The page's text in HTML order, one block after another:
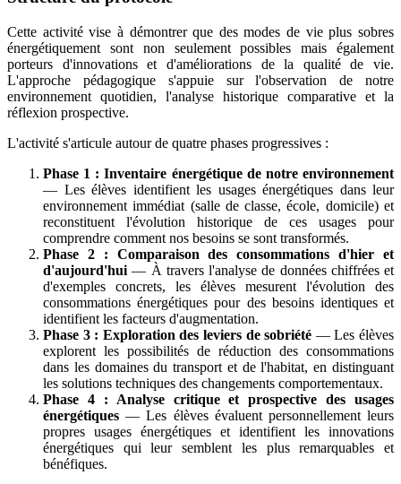
Cette activité vise à démontrer que des modes de vie plus sobres
énergétiquement sont non seulement possibles mais également
porteurs d'innovations et d'améliorations de la qualité de vie.
L'approche pédagogique s'appuie sur l'observation de notre
environnement quotidien, l'analyse historique comparative et la
réflexion prospective.
L'activité s'articule autour de quatre phases progressives :
Phase 1 : Inventaire énergétique de notre environnement
— Les élèves identifient les usages énergétiques dans leur
environnement immédiat (salle de classe, école, domicile) et
reconstituent l'évolution historique de ces usages pour
comprendre comment nos besoins se sont transformés.
Phase 2 : Comparaison des consommations d'hier et
d'aujourd'hui — À travers l'analyse de données chiffrées et
d'exemples concrets, les élèves mesurent l'évolution des
consommations énergétiques pour des besoins identiques et
identifient les facteurs d'augmentation.
Phase 3 : Exploration des leviers de sobriété — Les élèves
explorent les possibilités de réduction des consommations
dans les domaines du transport et de l'habitat, en distinguant
les solutions techniques des changements comportementaux.
Phase 4 : Analyse critique et prospective des usages
énergétiques — Les élèves évaluent personnellement leurs
propres usages énergétiques et identifient les innovations
énergétiques qui leur semblent les plus remarquables et
bénéfiques.